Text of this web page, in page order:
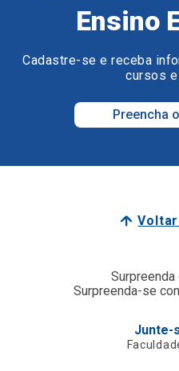
Ensino
Cadastre-se e receba
cursos
Preencha
Surpreenda-se
Junte-